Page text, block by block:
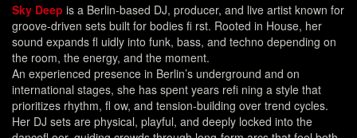
Sky Deep is a Berlin-based DJ, producer, and live artist known for
groove-driven sets built for bodies fi rst. Rooted in House, her
sound expands fl uidly into funk, bass, and techno depending on
the room, the energy, and the moment.
An experienced presence in Berlin’s underground and on
international stages, she has spent years refi ning a style that
prioritizes rhythm, fl ow, and tension-building over trend cycles.
Her DJ sets are physical, playful, and deeply locked into the